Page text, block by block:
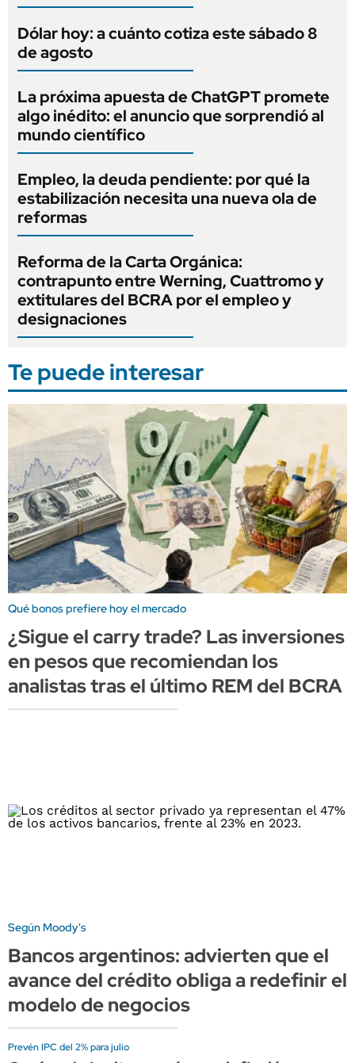
Dólar hoy: a cuánto cotiza este sábado 8
de agosto
La próxima apuesta de ChatGPT promete
algo inédito: el anuncio que sorprendió al
mundo científico
Empleo, la deuda pendiente: por qué la
estabilización necesita una nueva ola de
reformas
Reforma de la Carta Orgánica:
contrapunto entre Werning, Cuattromo y
extitulares del BCRA por el empleo y
designaciones
Te puede interesar
Qué bonos prefiere hoy el mercado
¿Sigue el carry trade? Las inversiones
en pesos que recomiendan los
analistas tras el último REM del BCRA
Según Moody's
Bancos argentinos: advierten que el
avance del crédito obliga a redefinir el
modelo de negocios
Prevén IPC del 2% para julio